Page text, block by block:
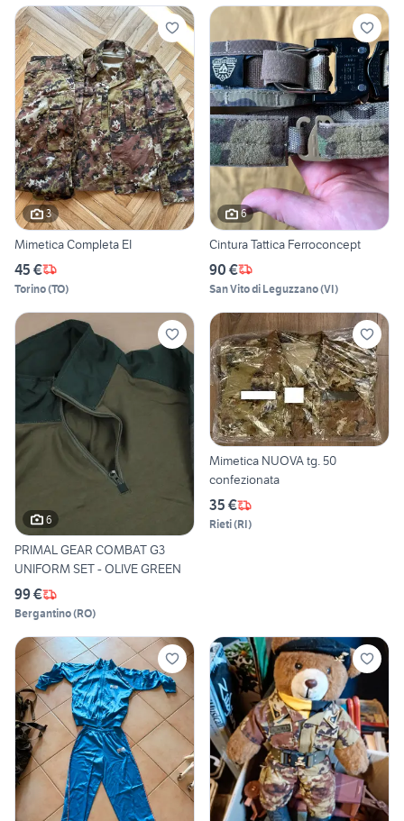
3
Mimetica Completa EI
45 €
Torino(TO)
6
Cintura Tattica Ferroconcept
90 €
San Vito di Leguzzano(VI)
6
PRIMAL GEAR COMBAT G3
UNIFORM SET - OLIVE GREEN
99 €
Bergantino(RO)
Mimetica NUOVA tg. 50
confezionata
35 €
Rieti(RI)